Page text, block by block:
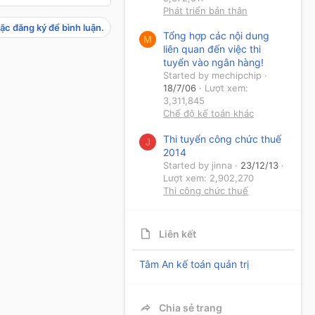
đăng ký để bình luận.
Phát triển bản thân
M
Tổng hợp các nội dung
liên quan đến việc thi
tuyển vào ngân hàng!
Started by mechipchip
18/7/06
Lượt xem:
3,311,845
Chế độ kế toán khác
J
Thi tuyển công chức thuế
2014
Started by jinna
23/12/13
Lượt xem: 2,902,270
Thi công chức thuế
Liên kết
Tâm An kế toán quản trị
Chia sẻ trang